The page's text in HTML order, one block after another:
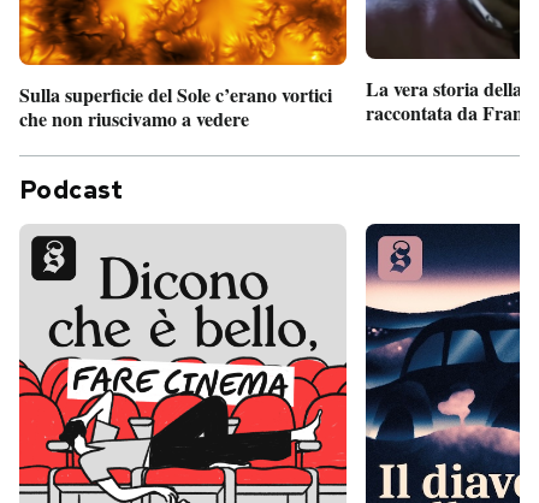
Sulla superficie del Sole c’erano vortici
che non riuscivamo a vedere
La vera storia della
raccontata da
Podcast